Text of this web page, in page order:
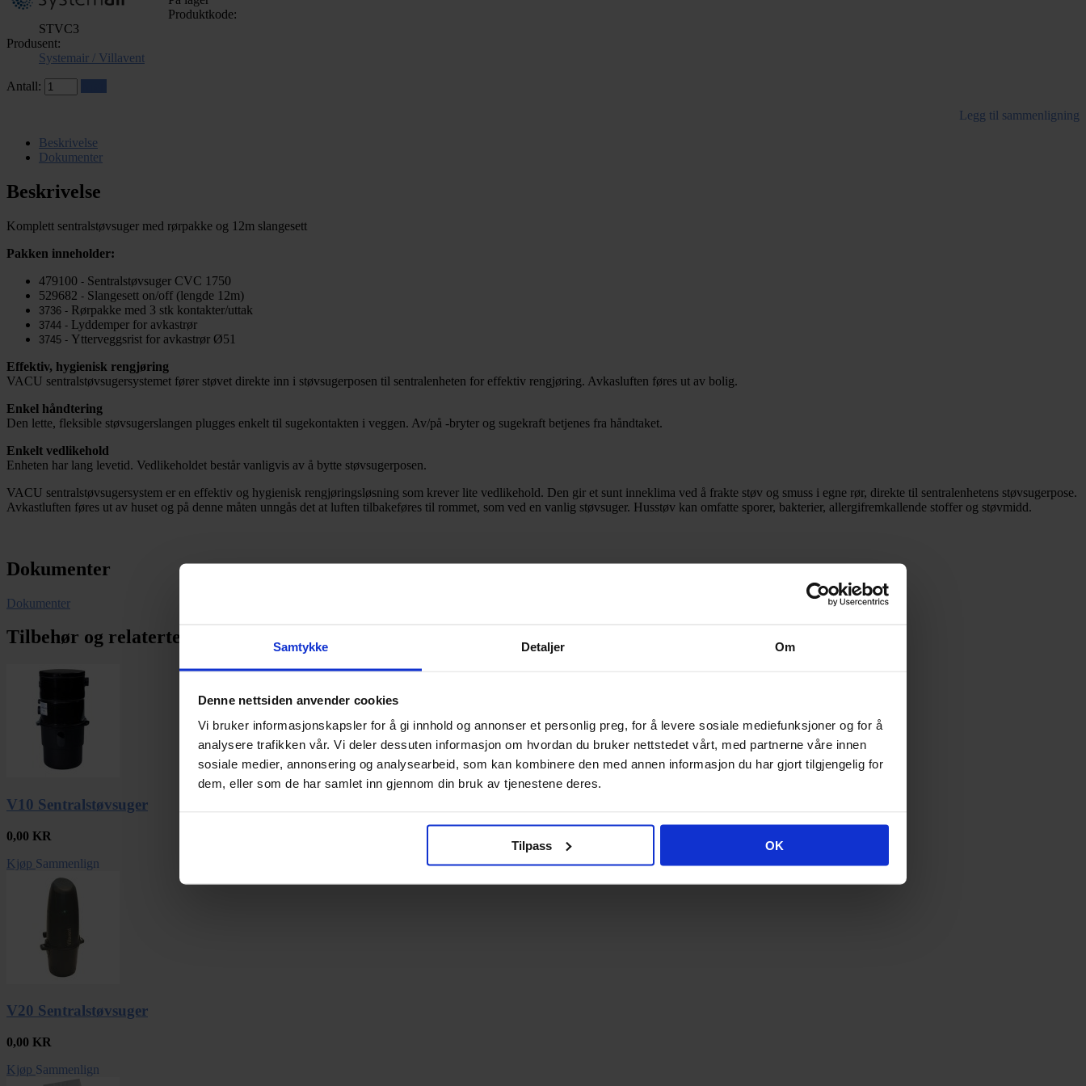
Samtykke Detaljer Om
Denne nettsiden anvender cookies
Vi bruker informasjonskapsler for å gi innhold og annonser et personlig preg, for å levere sosiale mediefunksjoner og for å
analysere trafikken vår. Vi deler dessuten informasjon om hvordan du bruker nettstedet vårt, med partnerne våre innen
sosiale medier, annonsering og analysearbeid, som kan kombinere den med annen informasjon du har gjort tilgjengelig for
dem, eller som de har samlet inn gjennom din bruk av tjenestene deres.
Tilpass OK
Produktkode:
STVC3
Produsent:
Systemair / Villavent
Antall:
Legg til sammenligning
Beskrivelse
Dokumenter
Beskrivelse
Komplett sentralstøvsuger med rørpakke og 12m slangesett
Pakken inneholder:
479100 - Sentralstøvsuger CVC 1750
529682 - Slangesett on/off (lengde 12m)
3736 - Rørpakke med 3 stk kontakter/uttak
3744 - Lyddemper for avkastrør
3745 - Ytterveggsrist for avkastrør Ø51
Effektiv, hygienisk rengjøring
VACU sentralstøvsugersystemet fører støvet direkte inn i støvsugerposen til sentralenheten for effektiv rengjøring. Avkasluften føres ut av bolig.
Enkel håndtering
Den lette, fleksible støvsugerslangen plugges enkelt til sugekontakten i veggen. Av/på -bryter og sugekraft betjenes fra håndtaket.
Enkelt vedlikehold
Enheten har lang levetid. Vedlikeholdet består vanligvis av å bytte støvsugerposen.
VACU sentralstøvsugersystem er en effektiv og hygienisk rengjøringsløsning som krever lite vedlikehold. Den gir et sunt inneklima ved å frakte støv og smuss i egne rør, direkte til sentralenhetens støvsugerpose.
Avkastluften føres ut av huset og på denne måten unngås det at luften tilbakeføres til rommet, som ved en vanlig støvsuger. Husstøv kan omfatte sporer, bakterier, allergifremkallende stoffer og støvmidd.
Dokumenter
Dokumenter
Tilbehør og relaterte produkter
V10 Sentralstøvsuger
0,00 KR
Kjøp Sammenlign
V20 Sentralstøvsuger
0,00 KR
Kjøp Sammenlign